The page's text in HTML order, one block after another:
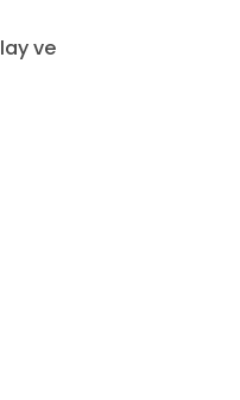
ve